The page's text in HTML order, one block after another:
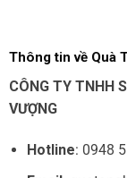
Thông tin về Quà
CÔNG TY TNHH
VƯỢNG
Hotline: 0948